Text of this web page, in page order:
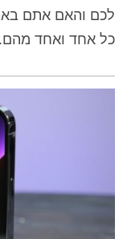
לכם והאם אתם
כל אחד ואחד מהם.